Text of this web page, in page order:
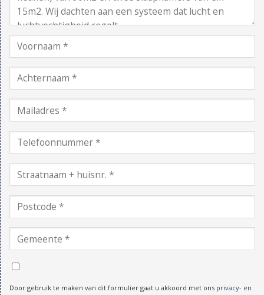
Door gebruik te maken van dit formulier gaat u akkoord met ons privacy- en